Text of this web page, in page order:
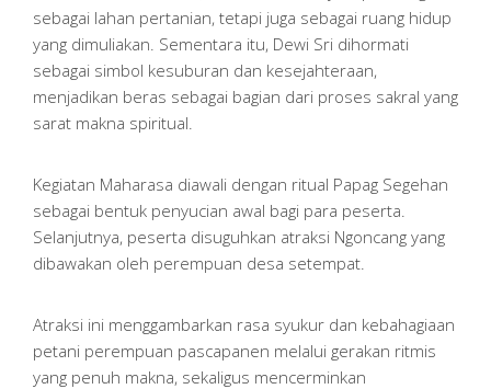
sebagai lahan pertanian, tetapi juga sebagai ruang hidup
yang dimuliakan. Sementara itu, Dewi Sri dihormati
sebagai simbol kesuburan dan kesejahteraan,
menjadikan beras sebagai bagian dari proses sakral yang
sarat makna spiritual.
Kegiatan Maharasa diawali dengan ritual Papag Segehan
sebagai bentuk penyucian awal bagi para peserta.
Selanjutnya, peserta disuguhkan atraksi Ngoncang yang
dibawakan oleh perempuan desa setempat.
Atraksi ini menggambarkan rasa syukur dan kebahagiaan
petani perempuan pascapanen melalui gerakan ritmis
yang penuh makna, sekaligus mencerminkan